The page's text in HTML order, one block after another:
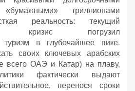
триллионами
реальность: текущий
кризис погрузил
туризм в глубочайшее пике.
своих ключевых арабских
всего ОАЭ и Катар) на плаву,
фактически выдают
перенося сроки